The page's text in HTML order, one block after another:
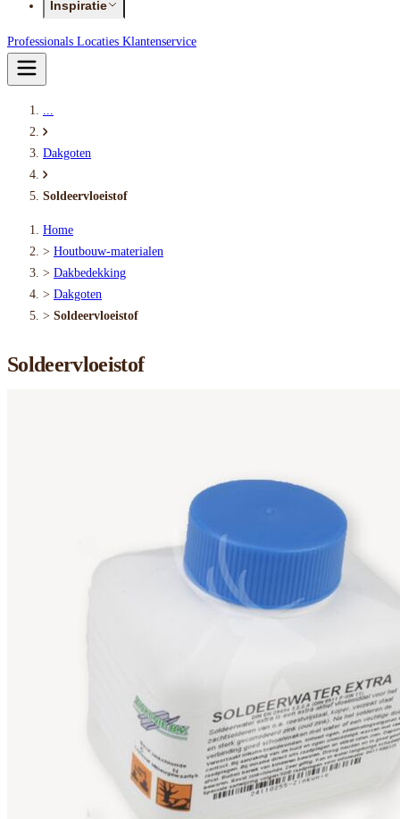
Inspiratie
Professionals Locaties Klantenservice
...
Dakgoten
Soldeervloeistof
Home
> Houtbouw-materialen
> Dakbedekking
> Dakgoten
> Soldeervloeistof
Soldeervloeistof